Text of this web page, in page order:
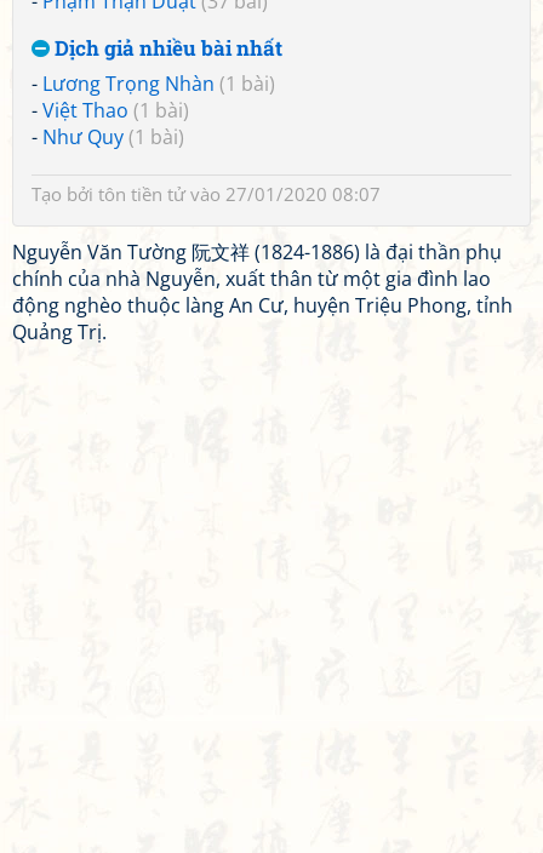
Dịch giả nhiều bài nhất
- Lương Trọng Nhàn (1 bài)
-Việt Thao (1 bài)
- Như Quy(1 bài)
Tạo bởi tôn tiền tửvào 27/01/2020 08:07
Nguyễn Văn Tường 阮文祥 (1824-1886) là đại thần phụ
chính của nhà Nguyễn, xuất thân từ một gia đình lao
động nghèo thuộc làng An Cư, huyện Triệu Phong, tỉnh
Quảng Trị.